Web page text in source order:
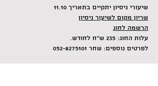
שיעורי ניסיון יתקיים בתאריך 11.10
שריון מקום לשיעור ניסיון
הרשמה לחוג
עלות החוג: 235 ש"ח לחודש.
לפרטים נוספים: שחר 052-8275101